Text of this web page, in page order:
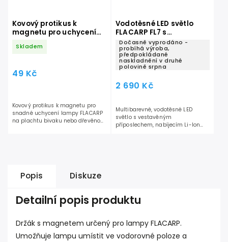
Kovový protikus k
magnetu pro uchycení
Skladem
49 Kč
Kovový protikus k magnetu pro
snadné uchycení lampy FLACARP
na plachtu bivaku nebo dřevěnou
Vodotěsné LED světlo
FLACARP FL7 s
příposlechem a USB-C
konektorem
Dočasně vyprodáno -
probíhá výroba,
předpokládané
naskladnění v druhé
polovině srpna
2 690 Kč
Multibarevné, vodotěsné LED
světlo s vestavěným
příposlechem, nabíjecím Li-Ion
Popis Diskuze
Detailní popis produktu
Držák s magnetem určený pro lampy FLACARP.
Umožňuje lampu umístit ve vodorovné poloze a